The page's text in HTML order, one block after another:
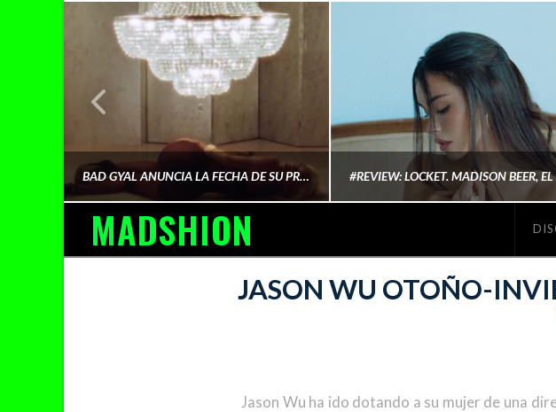
BAD GYAL ANUNCIA LA FECHA DE SU PRÓXIMO ÁLBUM «MÁS CARA»
MADSHION
JASON WU OTOÑO-
Jason Wu ha ido dotando a su mujer de una